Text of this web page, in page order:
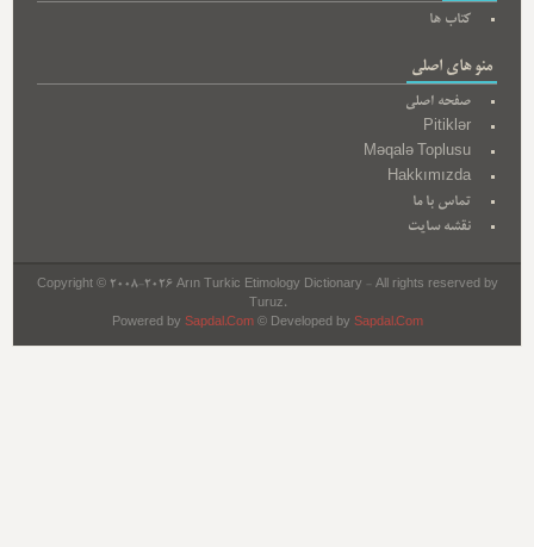
کتاب ها
منو های اصلی
صفحه اصلی
Pitiklər
Məqalə Toplusu
Hakkımızda
تماس با ما
نقشه سایت
Copyright © 2008-2026 Arın Turkic Etimology Dictionary - All rights reserved by
Turuz.
Powered by Sapdal.Com© Developed by Sapdal.Com